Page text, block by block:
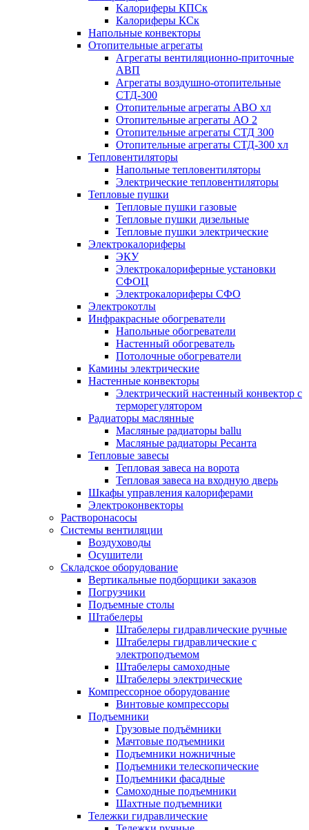
Калориферы КПСк
Калориферы КСк
Напольные конвекторы
Отопительные агрегаты
Агрегаты вентиляционно-приточные
АВП
Агрегаты воздушно-отопительные
СТД-300
Отопительные агрегаты АВО хл
Отопительные агрегаты АО 2
Отопительные агрегаты СТД 300
Отопительные агрегаты СТД-300 хл
Тепловентиляторы
Напольные тепловентиляторы
Электрические тепловентиляторы
Тепловые пушки
Тепловые пушки газовые
Тепловые пушки дизельные
Тепловые пушки электрические
Электрокалориферы
ЭКУ
Электрокалориферные установки
СФОЦ
Электрокалориферы СФО
Электрокотлы
Инфракрасные обогреватели
Напольные обогреватели
Настенный обогреватель
Потолочные обогреватели
Камины электрические
Настенные конвекторы
Электрический настенный конвектор с
терморегулятором
Радиаторы маслянные
Масляные радиаторы ballu
Масляные радиаторы Ресанта
Тепловые завесы
Тепловая завеса на ворота
Тепловая завеса на входную дверь
Шкафы управления калориферами
Электроконвекторы
Растворонасосы
Системы вентиляции
Воздуховоды
Осушители
Складское оборудование
Вертикальные подборщики заказов
Погрузчики
Подъемные столы
Штабелеры
Штабелеры гидравлические ручные
Штабелеры гидравлические с
электроподъемом
Штабелеры самоходные
Штабелеры электрические
Компрессорное оборудование
Винтовые компрессоры
Подъемники
Грузовые подъёмники
Мачтовые подъемники
Подъемники ножничные
Подъемники телескопические
Подъемники фасадные
Самоходные подъемники
Шахтные подъемники
Тележки гидравлические